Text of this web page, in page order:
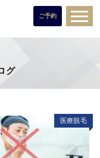
ご予約
グ
医療脱毛